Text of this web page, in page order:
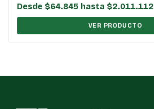
Desde $64.845 hasta $2.011.112
VER PRODUCTO